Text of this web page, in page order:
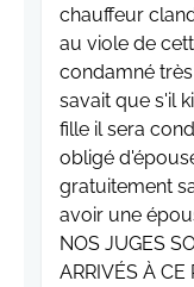
chauffeur
au viole de
condamné
savait que s'il
fille il sera
obligé
gratuitement
avoir une
NOS JUGES
ARRIVÉS À CE